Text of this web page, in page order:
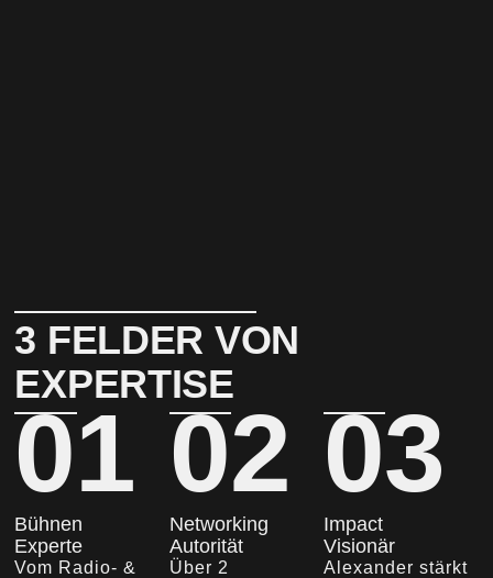
3 FELDER VON
EXPERTISE
01
Bühnen
Experte
Vom Radio- &
02
Networking
Autorität
Über 2
03
Impact
Visionär
Alexander stärkt